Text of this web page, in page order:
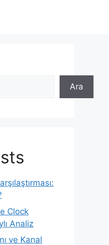
Ara
Clock
Analiz
ve Kanal